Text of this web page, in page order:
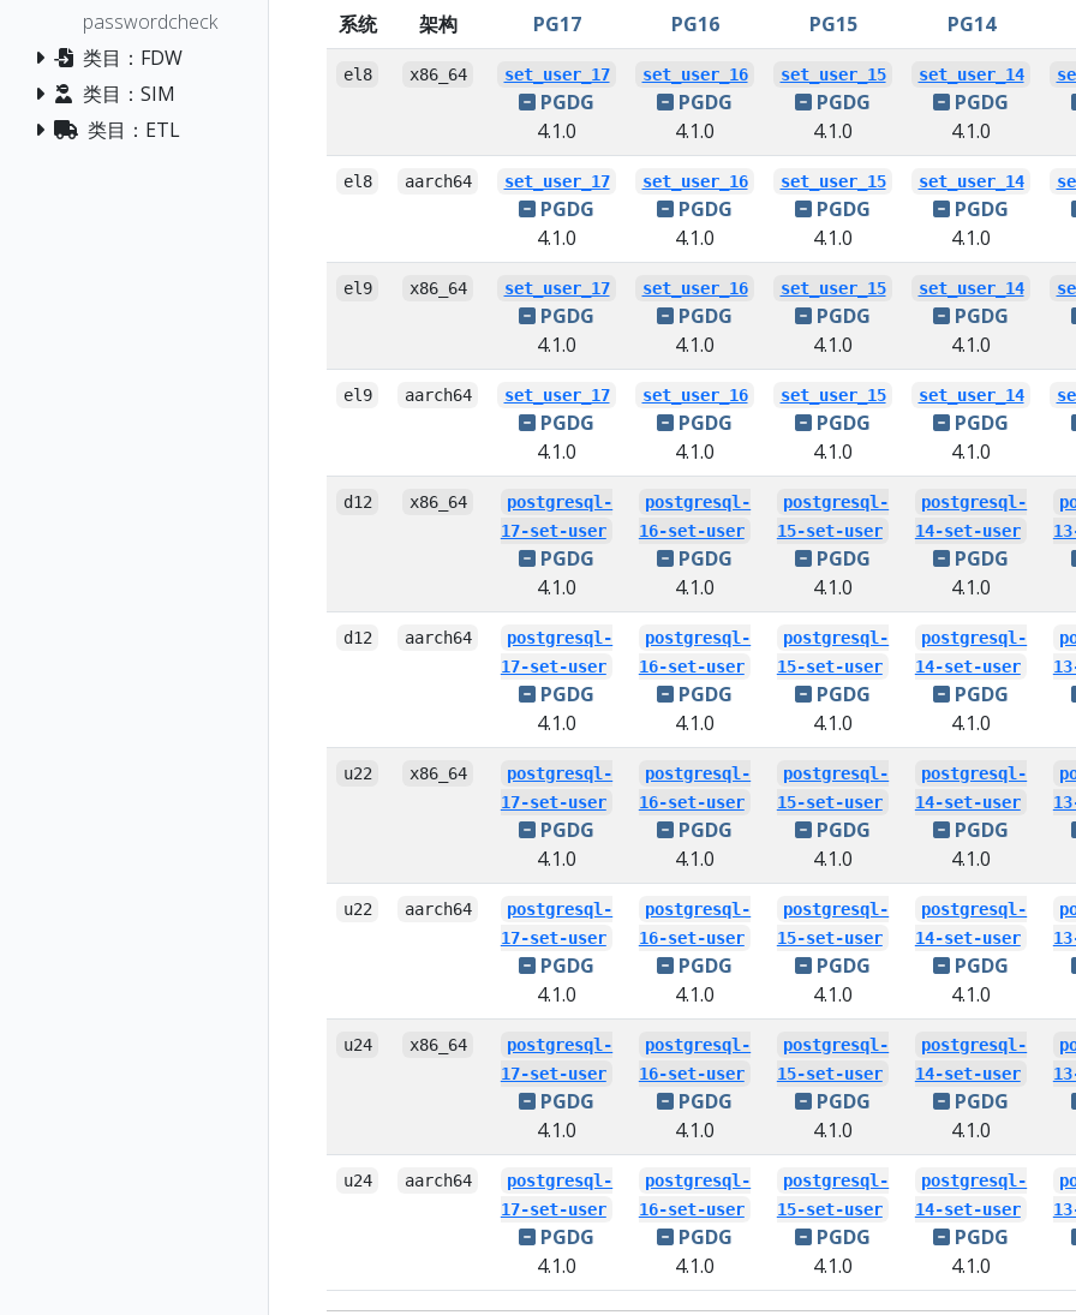
passwordcheck
类目：FDW
类目：SIM
类目：ETL
系统 架构 PG17 PG16 PG15 PG14
el8 x86_64 set_user_17
PGDG
4.1.0
set_user_16
PGDG
4.1.0
set_user_15
PGDG
4.1.0
set_user_14
PGDG
4.1.0
el8 aarch64 set_user_17
PGDG
4.1.0
set_user_16
PGDG
4.1.0
set_user_15
PGDG
4.1.0
set_user_14
PGDG
4.1.0
el9 x86_64 set_user_17
PGDG
4.1.0
set_user_16
PGDG
4.1.0
set_user_15
PGDG
4.1.0
set_user_14
PGDG
4.1.0
el9 aarch64 set_user_17
PGDG
4.1.0
set_user_16
PGDG
4.1.0
set_user_15
PGDG
4.1.0
set_user_14
PGDG
4.1.0
d12 x86_64
postgresql-
17-set-user
PGDG
4.1.0
postgresql-
16-set-user
PGDG
4.1.0
postgresql-
15-set-user
PGDG
4.1.0
postgresql-
14-set-user
PGDG
4.1.0
d12 aarch64
postgresql-
17-set-user
PGDG
4.1.0
postgresql-
16-set-user
PGDG
4.1.0
postgresql-
15-set-user
PGDG
4.1.0
postgresql-
14-set-user
PGDG
4.1.0
u22 x86_64
postgresql-
17-set-user
PGDG
4.1.0
postgresql-
16-set-user
PGDG
4.1.0
postgresql-
15-set-user
PGDG
4.1.0
postgresql-
14-set-user
PGDG
4.1.0
u22 aarch64
postgresql-
17-set-user
PGDG
4.1.0
postgresql-
16-set-user
PGDG
4.1.0
postgresql-
15-set-user
PGDG
4.1.0
postgresql-
14-set-user
PGDG
4.1.0
u24 x86_64
postgresql-
17-set-user
PGDG
4.1.0
postgresql-
16-set-user
PGDG
4.1.0
postgresql-
15-set-user
PGDG
4.1.0
postgresql-
14-set-user
PGDG
4.1.0
u24 aarch64
postgresql-
17-set-user
PGDG
4.1.0
postgresql-
16-set-user
PGDG
4.1.0
postgresql-
15-set-user
PGDG
4.1.0
postgresql-
14-set-user
PGDG
4.1.0